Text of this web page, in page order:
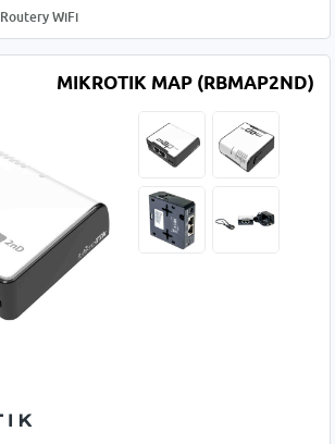
Routery WiFi
MIKROTIK MAP (RBMAP2ND)